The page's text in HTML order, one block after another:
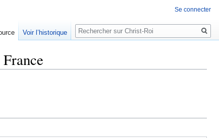
Se connecter
Voir l’historique
Rechercher